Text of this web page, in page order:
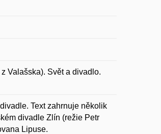
Valašska). Svět a divadlo.
Text zahrnuje několik
divadle Zlín (režie Petr
Lipuse.